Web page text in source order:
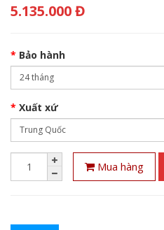
5.135.000 Đ
Bảo hành
Xuất xứ
Mua hàng